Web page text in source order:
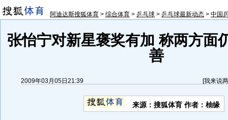
阿迪达斯搜狐体育 > 综合体育 > 乒乓球 > 乒乓球最新动态 > 中国
张怡宁对新星褒奖有加 称两方面
善
2009年03月05日21:39 [我来说
来源：搜狐体育 作者：柚缘